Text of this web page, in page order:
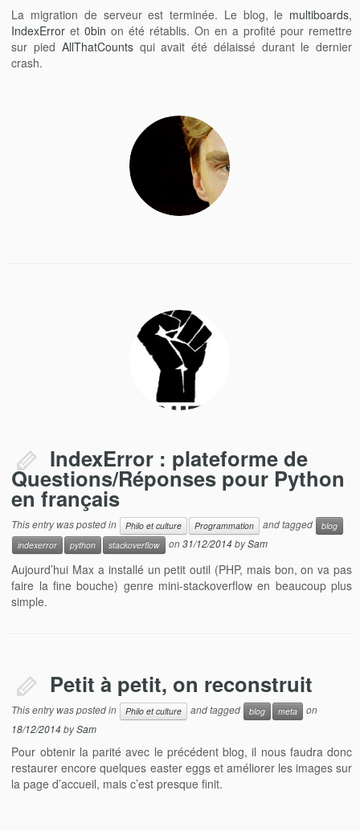
La migration de serveur est terminée. Le blog, le multiboards,
IndexError et0bin on été rétablis. On en a profité pour remettre
sur pied AllThatCountsqui avait été délaissé durant le dernier
crash.
IndexError : plateforme de
Questions/Réponses pour Python
en français
This entry was posted in Philo et culture Programmation and tagged
blog
indexerror
python stackoverflow on31/12/2014bySam
Aujourd’hui Max a installé un petit outil (PHP, mais bon, on va pas
faire la fine bouche) genre mini-stackoverflow en beaucoup plus
simple.
Petit à petit, on reconstruit
This entry was posted in Philo et culture and tagged blog meta
on
18/12/2014bySam
Pour obtenir la parité avec le précédent blog, il nous faudra donc
restaurer encore quelques easter eggs et améliorer les images sur
la page d’accueil, mais c’est presque finit.